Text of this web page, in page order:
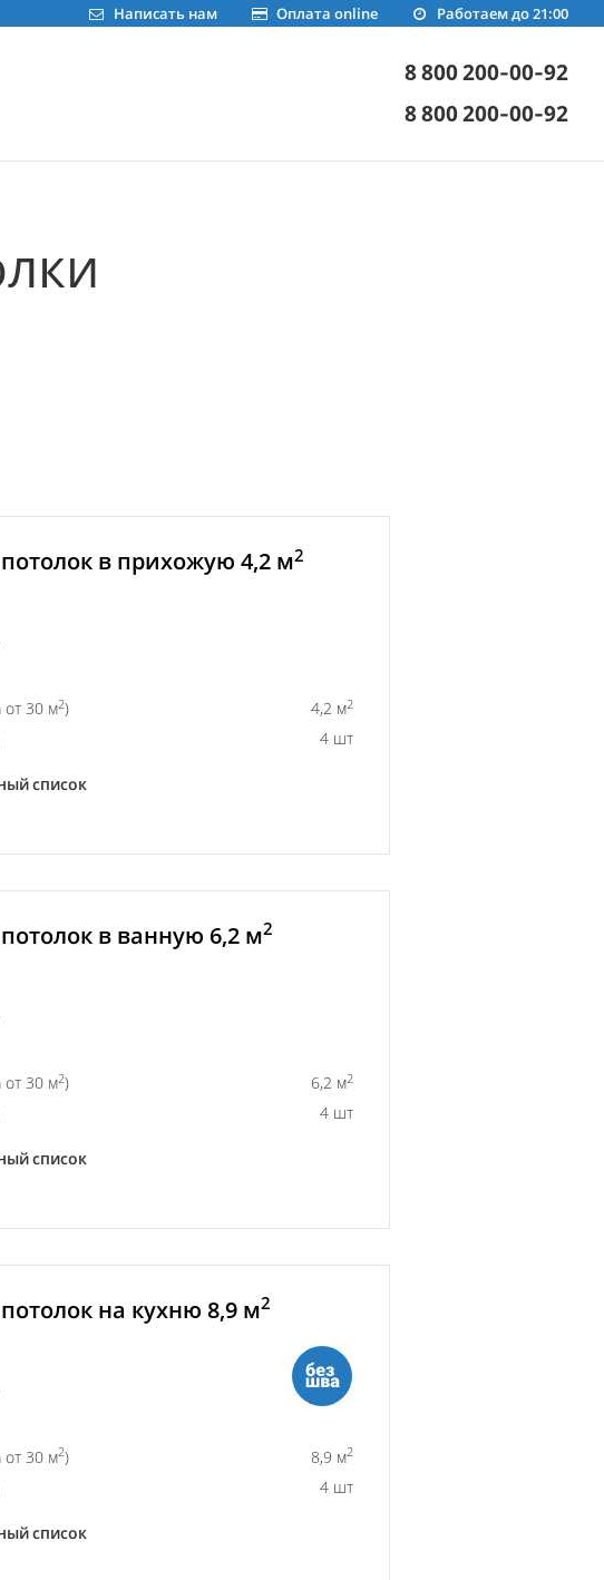
Работаем до 21:00
Оплата online
Написать нам
8 800 200-00-92
8 800 200-00-92
в прихожую 4,2 м2
30 м2) 4,2 м2
4 шт
список
в ванную 6,2 м2
30 м2) 6,2 м2
4 шт
список
на кухню 8,9 м2
30 м2) 8,9 м2
4 шт
список